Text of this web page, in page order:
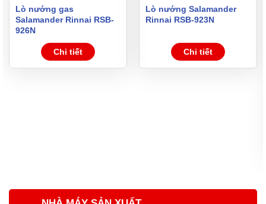
Lò nướng gas
Salamander Rinnai RSB-
926N
Chi tiết
Lò nướng Salamander
Rinnai RSB-923N
Chi tiết